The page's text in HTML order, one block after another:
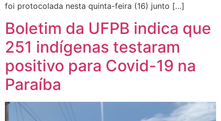
foi protocolada nesta quinta-feira (16) junto […]
Boletim da UFPB indica que
251 indígenas testaram
positivo para Covid-19 na
Paraíba